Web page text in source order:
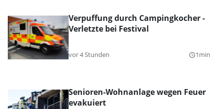
Verpuffung durch Campingkocher -
Verletzte bei Festival
vor 4 Stunden query_builder1min
Senioren-Wohnanlage wegen Feuer
evakuiert